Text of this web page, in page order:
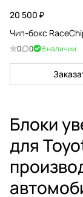
20 500 ₽
Чип-бокс
0 0 В наличии
Блоки
для